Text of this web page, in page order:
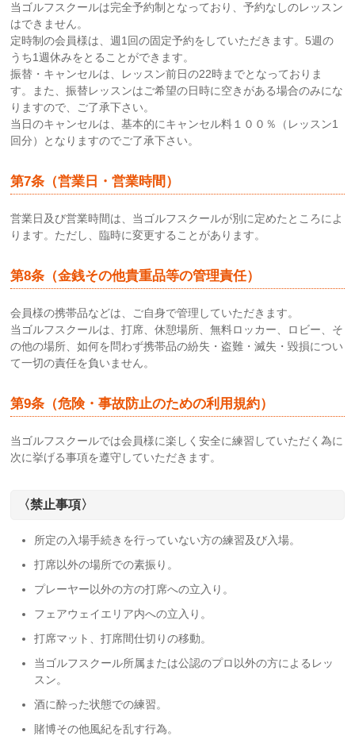
当ゴルフスクールは完全予約制となっており、予約なしのレッスン
はできません。
定時制の会員様は、週1回の固定予約をしていただきます。5週の
うち1週休みをとることができます。
振替・キャンセルは、レッスン前日の22時までとなっておりま
す。また、振替レッスンはご希望の日時に空きがある場合のみにな
りますので、ご了承下さい。
当日のキャンセルは、基本的にキャンセル料１００％（レッスン1
回分）となりますのでご了承下さい。
第7条（営業日・営業時間）
営業日及び営業時間は、当ゴルフスクールが別に定めたところによ
ります。ただし、臨時に変更することがあります。
第8条（金銭その他貴重品等の管理責任）
会員様の携帯品などは、ご自身で管理していただきます。
当ゴルフスクールは、打席、休憩場所、無料ロッカー、ロビー、そ
の他の場所、如何を問わず携帯品の紛失・盗難・滅失・毀損につい
て一切の責任を負いません。
第9条（危険・事故防止のための利用規約）
当ゴルフスクールでは会員様に楽しく安全に練習していただく為に
次に挙げる事項を遵守していただきます。
〈禁止事項〉
所定の入場手続きを行っていない方の練習及び入場。
打席以外の場所での素振り。
プレーヤー以外の方の打席への立入り。
フェアウェイエリア内への立入り。
打席マット、打席間仕切りの移動。
当ゴルフスクール所属または公認のプロ以外の方によるレッ
スン。
酒に酔った状態での練習。
賭博その他風紀を乱す行為。